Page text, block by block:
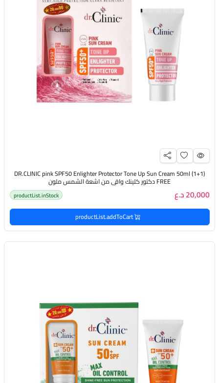
(DR.CLINIC pink SPF50 Enlighter Protector Tone Up Sun Cream 50ml (1+1
FREE دكتور كلينك واقي من اشعة الشمس ملون
20,000 د.ع productList.inStock
productList.addToCart